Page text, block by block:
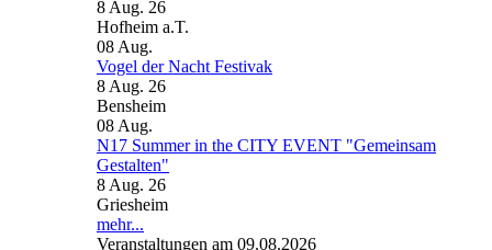
8 Aug. 26
Hofheim a.T.
08 Aug.
Vogel der Nacht Festivak
8 Aug. 26
Bensheim
08 Aug.
N17 Summer in the CITY EVENT "Gemeinsam
Gestalten"
8 Aug. 26
Griesheim
mehr...
Veranstaltungen am 09.08.2026